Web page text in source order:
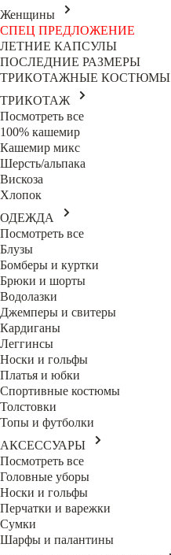
Женщины
СПЕЦ ПРЕДЛОЖЕНИЕ
ЛЕТНИЕ КАПСУЛЫ
ПОСЛЕДНИЕ РАЗМЕРЫ
ТРИКОТАЖНЫЕ КОСТЮМЫ
ТРИКОТАЖ
Посмотреть все
100% кашемир
Кашемир микс
Шерсть/альпака
Вискоза
Хлопок
ОДЕЖДА
Посмотреть все
Блузы
Бомберы и куртки
Брюки и шорты
Водолазки
Джемперы и свитеры
Кардиганы
Леггинсы
Носки и гольфы
Платья и юбки
Спортивные костюмы
Толстовки
Топы и футболки
АКСЕССУАРЫ
Посмотреть все
Головные уборы
Носки и гольфы
Перчатки и варежки
Сумки
Шарфы и палантины